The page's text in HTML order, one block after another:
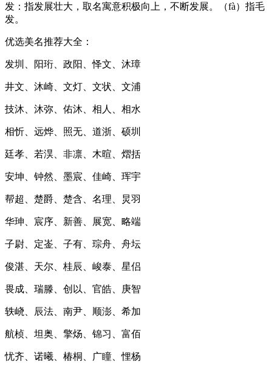
发：指发展壮大，取名寓意积极向上，不断发展。（fà）指毛
发。
优选美名推荐大全：
发圳、阳珩、政阳、怿文、沐璋
井文、沐崎、文灯、文状、文浦
技沐、沐弥、佑沐、相人、相水
相忻、远烨、照无、道浙、硕圳
廷孝、若淏、非凛、木暄、熠括
安坤、钟然、墨宸、佳崎、珲宇
帮超、楚爵、楚含、名理、炅羽
华珅、宸序、新善、展宽、略端
子尉、定崟、子有、琮舟、舟坛
俊湛、天尔、桂辰、峻泰、星侣
畏成、瑞滕、创以、官皓、庚智
轶峣、辰法、南尹、顺澎、希加
航桢、坦奥、擎炀、锦习、富佰
忧齐、诺曦、椿桐、广瞳、悝杨